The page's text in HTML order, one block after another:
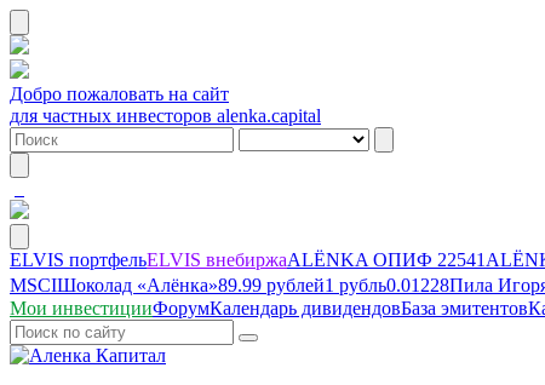
Добро пожаловать на сайт
для частных инвесторов alenka.capital
ELVIS портфельELVIS внебиржаALЁNKA ОПИФ 22541
MSCIШоколад «Алёнка»89.99 рублей1 рубль0.01228Пила
Мои инвестицииФорумКалендарь дивидендовБаза эмитентов